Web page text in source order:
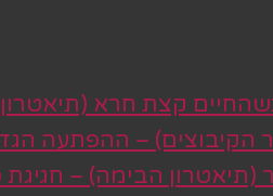
קצת חרא
הקיבוצים) – ההפתעה
הבימה) – חגיגת